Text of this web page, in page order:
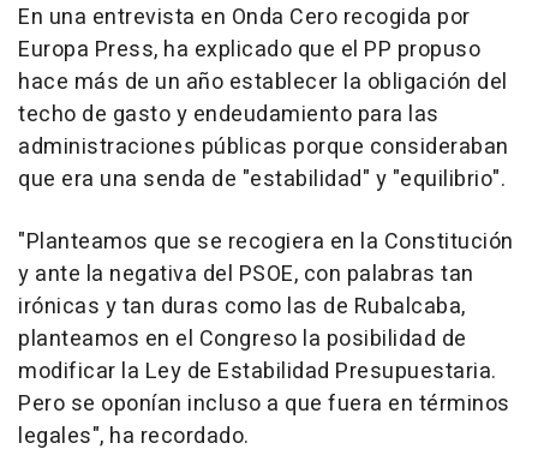
En una entrevista en Onda Cero recogida por
Europa Press, ha explicado que el PP propuso
hace más de un año establecer la obligación del
techo de gasto y endeudamiento para las
administraciones públicas porque consideraban
que era una senda de "estabilidad" y "equilibrio".
"Planteamos que se recogiera en la Constitución
y ante la negativa del PSOE, con palabras tan
irónicas y tan duras como las de Rubalcaba,
planteamos en el Congreso la posibilidad de
modificar la Ley de Estabilidad Presupuestaria.
Pero se oponían incluso a que fuera en términos
legales", ha recordado.